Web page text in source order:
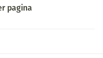
pagina